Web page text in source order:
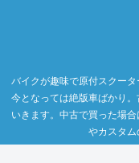
バイクが趣味で原付スクー
今となっては絶版車ばかり
いきます。中古で買った場
やカスタム